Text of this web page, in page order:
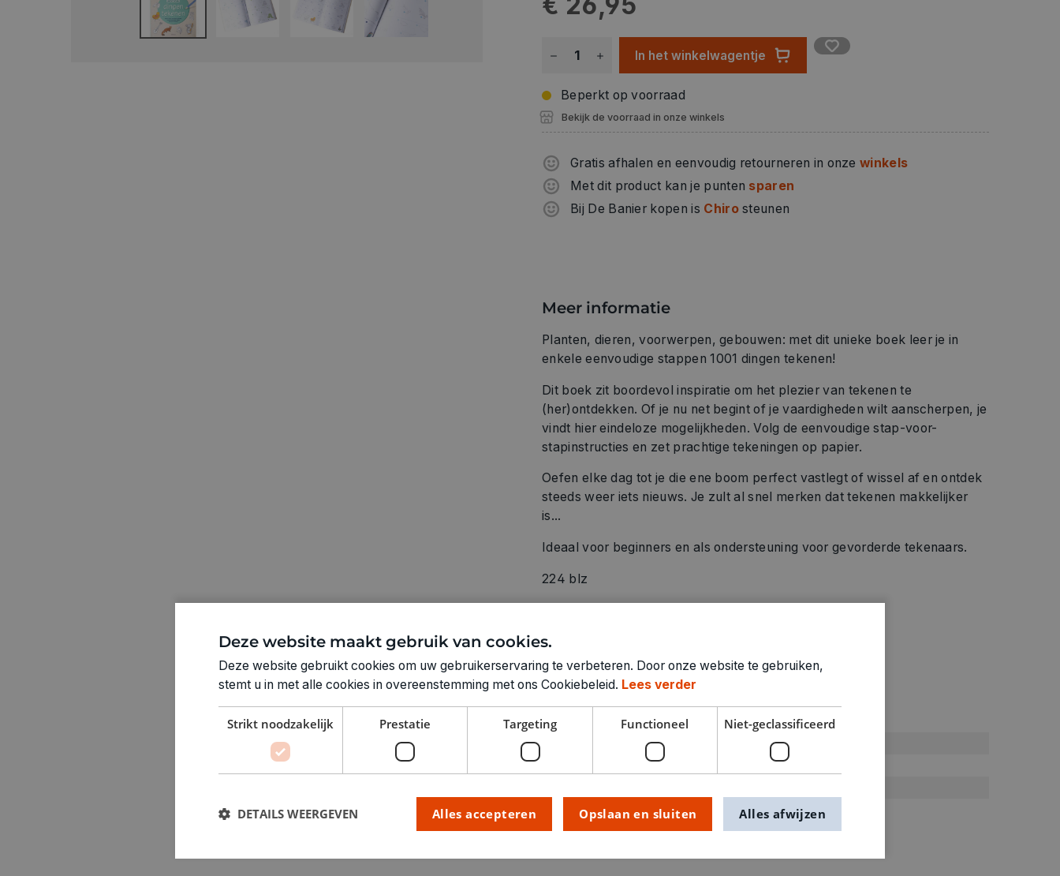
In het winkelwagentje
Beperkt op voorraad
Bekijk de voorraad in onze winkels
Gratis afhalen en eenvoudig retourneren in onzewinkels
Met dit product kan je punten sparen
Bij De Banier kopen is Chirosteunen
Meer informatie
Planten, dieren, voorwerpen, gebouwen: met dit unieke boek leer je in
enkele eenvoudige stappen 1001 dingen tekenen!
Dit boek zit boordevol inspiratie om het plezier van tekenen te
(her)ontdekken. Of je nu net begint of je vaardigheden wilt aanscherpen, je
vindt hier eindeloze mogelijkheden. Volg de eenvoudige stap-voor-
stapinstructies en zet prachtige tekeningen op papier.
Oefen elke dag tot je die ene boom perfect vastlegt of wissel af en ontdek
steeds weer iets nieuws. Je zult al snel merken dat tekenen makkelijker
is...
Ideaal voor beginners en als ondersteuning voor gevorderde tekenaars.
224 blz
Technische specificaties
Deze website maakt gebruik van cookies.
Deze website gebruikt cookies om uw gebruikerservaring te verbeteren. Door onze website te gebruiken,
stemt u in met alle cookies in overeenstemming met ons Cookiebeleid. Lees verder
Strikt noodzakelijk Prestatie Targeting Functioneel Niet-geclassificeerd
Opslaan en sluiten
Alles accepteren Alles afwijzen
DETAILS WEERGEVEN